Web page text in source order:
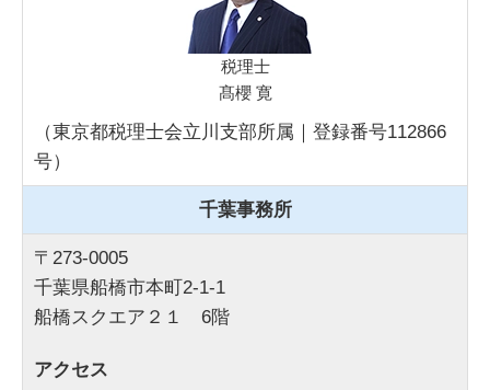
税理士
髙櫻 寛
（東京都税理士会立川支部所属｜登録番号112866
号）
千葉事務所
〒273-0005
千葉県船橋市本町2-1-1
船橋スクエア２１ 6階
アクセス